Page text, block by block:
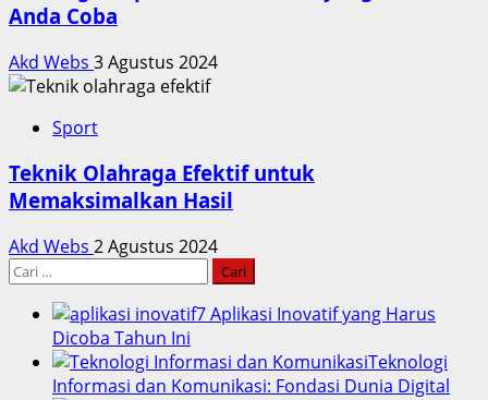
Anda Coba
Akd Webs 3 Agustus 2024
Sport
Teknik Olahraga Efektif untuk
Memaksimalkan Hasil
Akd Webs 2 Agustus 2024
Cari
7 Aplikasi Inovatif yang Harus
Dicoba Tahun Ini
Teknologi
Informasi dan Komunikasi: Fondasi Dunia Digital